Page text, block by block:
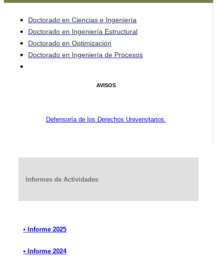
Doctorado en Ciencias e Ingeniería
Doctorado en Ingeniería Estructural
Doctorado en Optimización
Doctorado en Ingeniería de Procesos
AVISOS
Defensoría de los Derechos Universitarios.
Informes de Actividades
• Informe 2025
• Informe 2024